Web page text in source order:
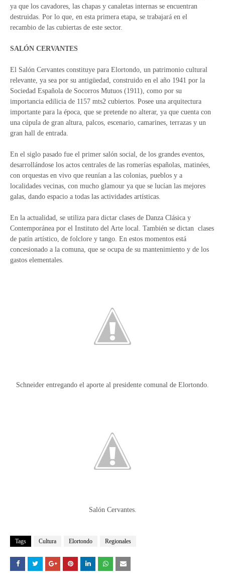
ya que los cavadores, las chapas y canaletas internas se encuentran
destruidas. Por lo que, en esta primera etapa, se trabajará en el
recambio de las cubiertas de este sector.
SALÓN CERVANTES
El Salón Cervantes constituye para Elortondo, un patrimonio cultural
relevante, ya sea por su antigüedad, construido en el año 1941 por la
Sociedad Española de Socorros Mutuos (1911), como por su
importancia edilicia de 1157 mts2 cubiertos. Posee una arquitectura
importante para la época, que se pretende no alterar, ya que cuenta con
una cúpula de gran altura, palcos, escenario, camarines, terrazas y un
gran hall de entrada.
En el siglo pasado fue el primer salón social, de los grandes eventos,
desarrollándose los actos centrales de las romerías españolas, matinées,
con orquestas en vivo que reunían a las colonias, pueblos y a
localidades vecinas, con mucho glamour ya que se lucían las mejores
galas, dando espacio a todas las actividades artísticas.
En la actualidad, se utiliza para dictar clases de Danza Clásica y
Contemporánea por el Instituto del Arte local. También se dictan clases
de patín artístico, de folclore y tango. En estos momentos está
concesionado a la comuna, que se ocupa de su mantenimiento y de los
gastos elementales.
Schneider entregando el aporte al presidente comunal de Elortondo.
Salón Cervantes.
Tags Cultura Elortondo Regionales